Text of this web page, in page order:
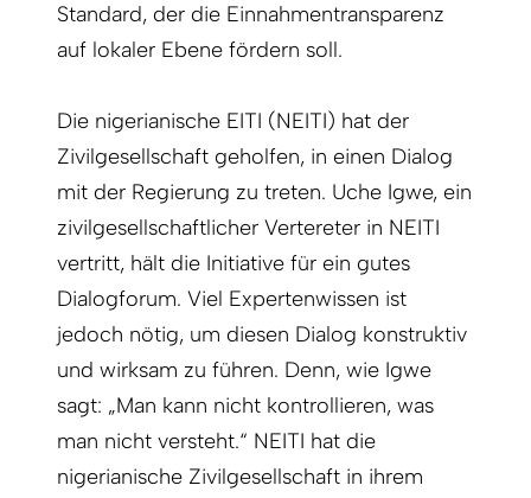
Standard, der die Einnahmen­trans­parenz
auf lokaler Ebene fördern soll.
Die nigerianische EITI (NEITI) hat der
Zivilgesellschaft geholfen, in einen Dialog
mit der Regierung zu treten. Uche Igwe, ein
zivilgesellschaftlicher Vertereter in NEITI
vertritt, hält die Initiative für ein gutes
Dialogforum. Viel Expertenwissen ist
jedoch nötig, um diesen Dialog konstruktiv
und wirksam zu führen. Denn, wie Igwe
sagt: „Man kann nicht kontrollieren, was
man nicht versteht.“ NEITI hat die
nigerianische Zivilgesellschaft in ihrem